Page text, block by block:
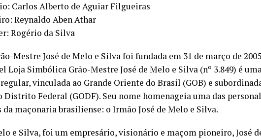
Carlos Alberto de Aguiar Filgueiras
Reynaldo Aben Athar
Rogério da Silva
Mestre José de Melo e Silva foi fundada em 31 de março de
Loja Simbólica Grão-Mestre José de Melo e Silva (nº 3.849) é
vinculada ao Grande Oriente do Brasil (GOB) e
Distrito Federal (GODF). Seu nome homenageia uma das
da maçonaria brasiliense: o Irmão José de Melo e Silva.
e Silva, foi um empresário, visionário e maçom pioneiro, José